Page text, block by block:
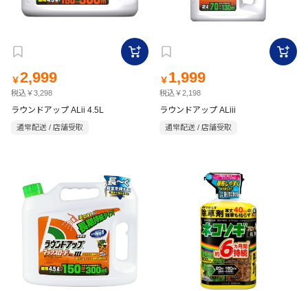
￥2,999
税込￥3,298
ラウンドアップ ALii 4.5L
通常配送 / 店舗受取
￥ 1,999
税込￥2,198
ラウンドアップ ALiii
通常配送 / 店舗受取